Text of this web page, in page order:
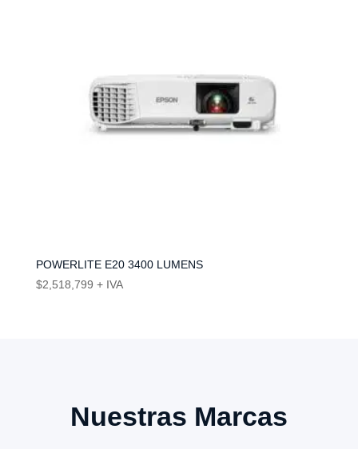
POWERLITE E20 3400 LUMENS
$2,518,799 + IVA
Nuestras Marcas